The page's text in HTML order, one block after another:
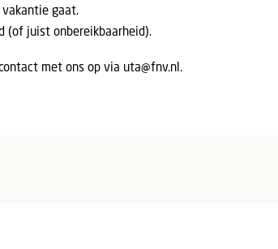
vakantie gaat.
(of juist onbereikbaarheid).
met ons op via uta@fnv.nl.